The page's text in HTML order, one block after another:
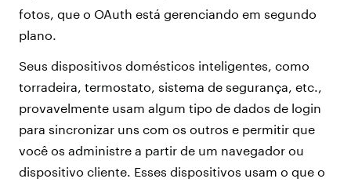
fotos, que o OAuth está gerenciando em segundo
plano.
Seus dispositivos domésticos inteligentes, como
torradeira, termostato, sistema de segurança, etc.,
provavelmente usam algum tipo de dados de login
para sincronizar uns com os outros e permitir que
você os administre a partir de um navegador ou
dispositivo cliente. Esses dispositivos usam o que o